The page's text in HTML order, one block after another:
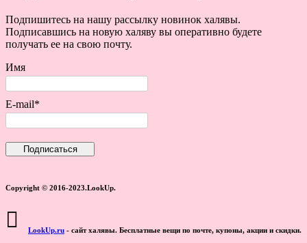
Подпишитесь на нашу рассылку новинок халявы.
Подписавшись на новую халяву вы оперативно будете
получать ее на свою почту.
Имя
E-mail*
Copyright © 2016-2023.LookUp.
LookUp.ru - сайт халявы. Бесплатные вещи по почте, купоны, акции и скидки.